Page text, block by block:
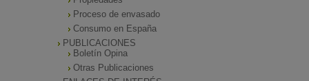
Proceso de envasado
Consumo en España
PUBLICACIONES
Boletín Opina
Otras Publicaciones